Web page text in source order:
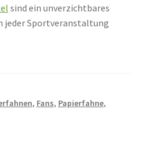
sind ein unverzichtbares
jeder Sportveranstaltung
, Fans, Papierfahne,